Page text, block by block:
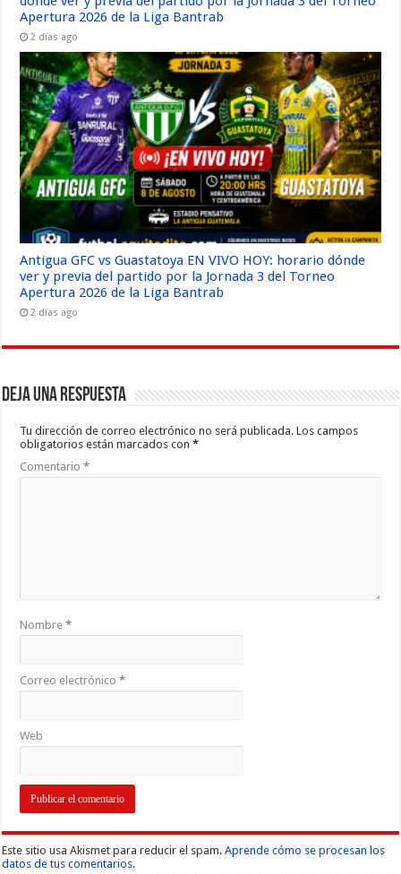
Apertura 2026 de la Liga Bantrab
2 días ago
Antigua GFC vs Guastatoya EN VIVO HOY: horario dónde
ver y previa del partido por la Jornada 3 del Torneo
Apertura 2026 de la Liga Bantrab
2 días ago
Deja una respuesta
Tu dirección de correo electrónico no será publicada. Los campos
obligatorios están marcados con*
Comentario*
Nombre*
Correo electrónico*
Web
Este sitio usa Akismet para reducir el spam.Aprende cómo se procesan los
datos de tus comentarios.